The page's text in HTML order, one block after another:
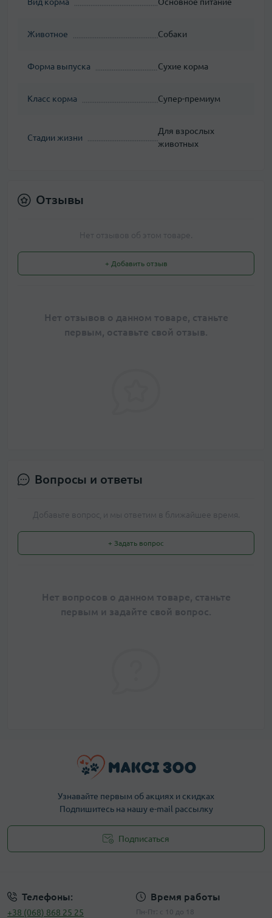
Животное Собаки
Форма выпуска Сухие корма
Класс корма Супер-премиум
Стадии жизни
Для взрослых
животных
Отзывы
Нет отзывов об этом товаре.
+ Добавить отзыв
Нет отзывов о данном товаре, станьте
первым, оставьте свой отзыв.
Вопросы и ответы
Добавьте вопрос, и мы ответим в ближайшее время.
+ Задать вопрос
Нет вопросов о данном товаре, станьте
первым и задайте свой вопрос.
Узнавайте первым об акциях и скидках
Подпишитесь на нашу e-mail рассылку
Подписаться
Телефоны:
+38 (068) 868 25 25
Время работы
Пн-Пт: с 10 до 18